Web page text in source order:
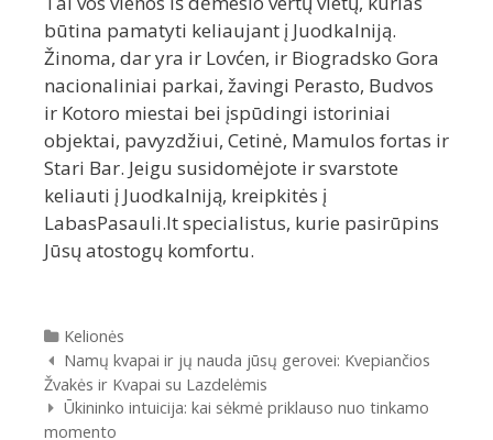
būtina pamatyti keliaujant į Juodkalniją.
Žinoma, dar yra ir Lovćen, ir Biogradsko Gora
nacionaliniai parkai, žavingi Perasto, Budvos
ir Kotoro miestai bei įspūdingi istoriniai
objektai, pavyzdžiui, Cetinė, Mamulos fortas ir
Stari Bar. Jeigu susidomėjote ir svarstote
keliauti į Juodkalniją, kreipkitės į
LabasPasauli.lt specialistus, kurie pasirūpins
Jūsų atostogų komfortu.
Kategorijos
Kelionės
Įrašų
navigacija
Namų kvapai ir jų nauda jūsų gerovei: Kvepiančios
Žvakės ir Kvapai su Lazdelėmis
Ūkininko intuicija: kai sėkmė priklauso nuo tinkamo
momento